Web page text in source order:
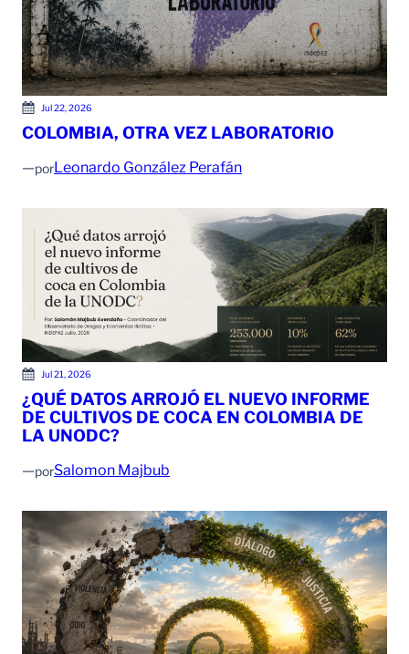
Jul 22, 2026
COLOMBIA, OTRA VEZ LABORATORIO
—porLeonardo González Perafán
Jul 21, 2026
¿QUÉ DATOS ARROJÓ EL NUEVO INFORME
DE CULTIVOS DE COCA EN COLOMBIA DE
LA UNODC?
—porSalomon Majbub